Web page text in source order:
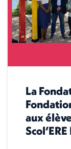
La
aux